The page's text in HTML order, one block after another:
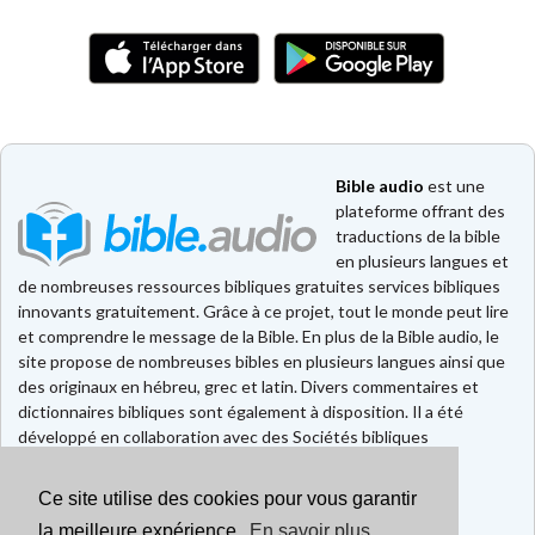
Ce site utilise des cookies pour vous garantir
Bible audio est une
plateforme offrant des
traductions de la bible
en plusieurs langues et
de nombreuses ressources bibliques gratuites services bibliques
innovants gratuitement. Grâce à ce projet, tout le monde peut lire
et comprendre le message de la Bible. En plus de la Bible audio, le
site propose de nombreuses bibles en plusieurs langues ainsi que
des originaux en hébreu, grec et latin. Divers commentaires et
dictionnaires bibliques sont également à disposition. Il a été
développé en collaboration avec des Sociétés bibliques
Faire un don